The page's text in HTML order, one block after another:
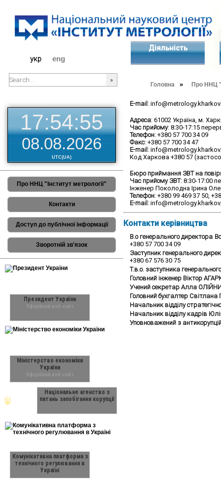
укр eng
Діяльність
Головна » Про ННЦ
17:54:56
08.08.2026
UTC(UA)
Про ННЦ "Інститут метрології"
Контакти
Доступ до публічної інформації
Зворотній зв'язок
Президент України
Офіційний веб-сайт
Міністерство економіки
України
Офіційний веб-сайт
Національне агенство з
питань запобігання корупції
Комунікативна платформа з
технічного регулювання в
Україні
E-mail :
Адреса: 61002 Україна, м.
Час прийому: 8:30-17:15
Телефон: +380 57 700 34 09
Факс: +380 57 700 34 47
E-mail :
Код Харкова +380 57
Бюро приймання ЗВТ на
Час прийому ЗВТ: 8:30-17:00
Інженер Поколодна Ірина
Телефон: +380 99 469 37 50,
E-mail:
Контакти керівництва
В.о генерального директора
+380 57 700 34 09
Заступник генерального
+380 67 576 30 75
Т.в.о. заступника
Головний інженер Віктор
Учений секретар Алла
Головний бухгалтер Світлана
Начальник відділу
Начальник відділу кадрів
Уповноважений з